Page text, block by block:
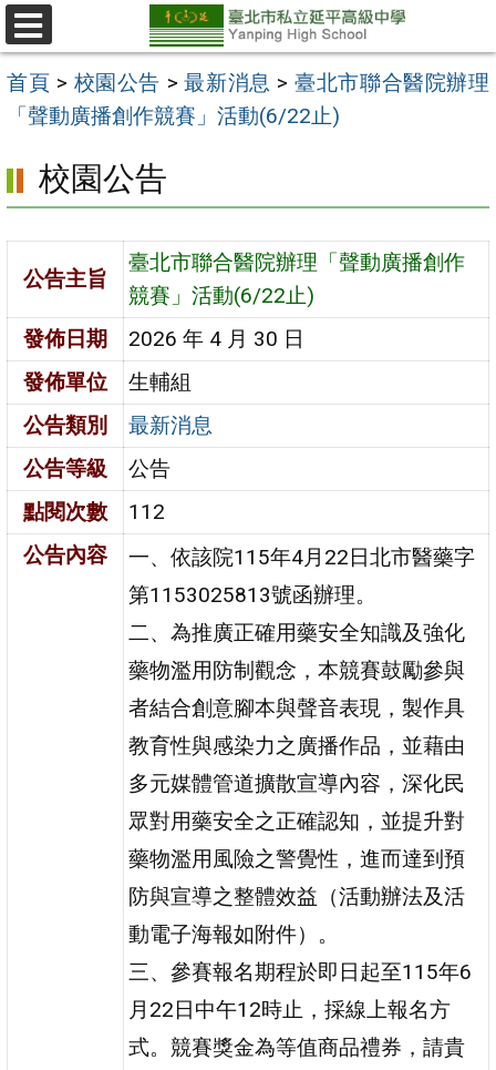
跳
至
主
要
區
選
單
首頁 > 校園公告 >最新消息 > 臺北市聯合醫院辦理
「聲動廣播創作競賽」活動(6/22止)
校園公告
公告主旨
臺北市聯合醫院辦理「聲動廣播創作
競賽」活動(6/22止)
發佈日期
2026 年 4 月 30 日
發佈單位
生輔組
公告類別
最新消息
公告等級
公告
點閱次數
112
公告內容
一、依該院115年4月22日北市醫藥字
第1153025813號函辦理。
二、為推廣正確用藥安全知識及強化
藥物濫用防制觀念，本競賽鼓勵參與
者結合創意腳本與聲音表現，製作具
教育性與感染力之廣播作品，並藉由
多元媒體管道擴散宣導內容，深化民
眾對用藥安全之正確認知，並提升對
藥物濫用風險之警覺性，進而達到預
防與宣導之整體效益（活動辦法及活
動電子海報如附件）。
三、參賽報名期程於即日起至115年6
月22日中午12時止，採線上報名方
式。競賽獎金為等值商品禮券，請貴